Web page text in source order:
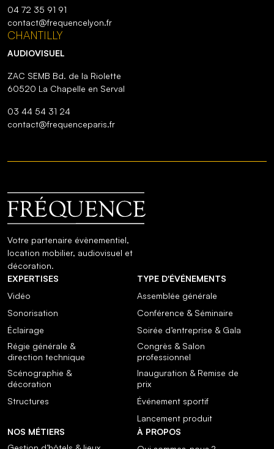
04 72 35 91 91
contact@frequencelyon.fr
CHANTILLY
AUDIOVISUEL
ZAC SEMB Bd. de la Riolette
60520 La Chapelle en Serval
03 44 54 31 24
contact@frequenceparis.fr
Votre partenaire évènementiel,
location mobilier, audiovisuel et
décoration.
EXPERTISES
Vidéo
Sonorisation
Éclairage
Régie générale &
direction technique
Scénographie &
décoration
Structures
TYPE D'ÉVÉNEMENTS
Assemblée générale
Conférence & Séminaire
Soirée d’entreprise & Gala
Congrès & Salon
professionnel
Inauguration & Remise de
prix
Événement sportif
Lancement produit
NOS MÉTIERS
À PROPOS